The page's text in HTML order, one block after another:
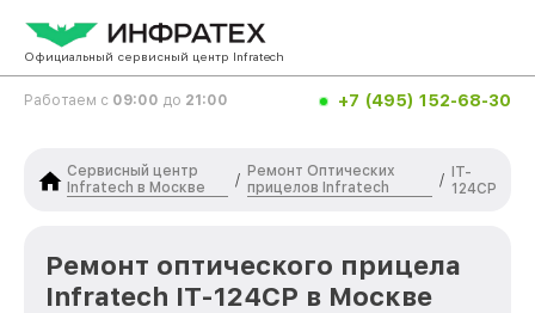
Официальный сервисный центр Infratech
Работаем с 09:00 до 21:00 +7 (495) 152-68-30
Сервисный центр
Infratech в Москве
/
Ремонт Оптических
прицелов Infratech
/ IT-
124CP
Ремонт оптического прицела
Infratech IT-124CP в Москве